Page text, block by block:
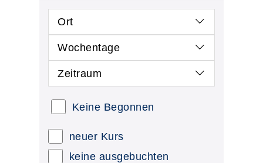
Ort
Wochentage
Zeitraum
Keine Begonnen
neuer Kurs
keine ausgebuchten